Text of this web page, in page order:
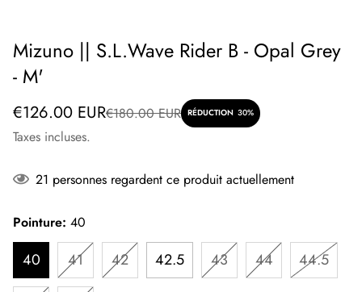
Mizuno || S.L.Wave Rider B - Opal Grey
- M'
Prix
de
vente
€126.00 EUR
Prix
régulier
€180.00 EUR RÉDUCTION 30%
Taxes incluses.
21 personnes regardent ce produit actuellement
Pointure: 40
40 41 42 42.5 43 44 44.5